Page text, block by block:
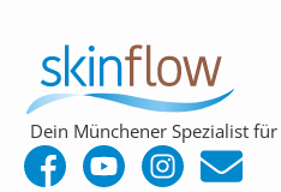
Dein Münchener Spezialist